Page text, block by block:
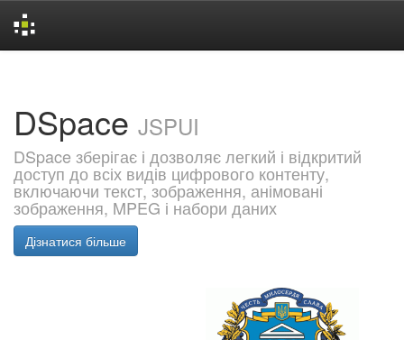
DSpace JSPUI
DSpace зберігає і дозволяє легкий і відкритий
доступ до всіх видів цифрового контенту,
включаючи текст, зображення, анімовані
зображення, MPEG і набори даних
Дізнатися більше